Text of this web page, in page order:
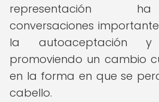
representación
conversaciones
la autoaceptación
promoviendo un cambio
en la forma en que se
cabello.